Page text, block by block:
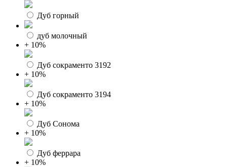
Дуб горный
дуб молочный
+ 10%
Дуб сокраменто 3192
+ 10%
Дуб сокраменто 3194
+ 10%
Дуб Сонома
+ 10%
Дуб феррара
+ 10%